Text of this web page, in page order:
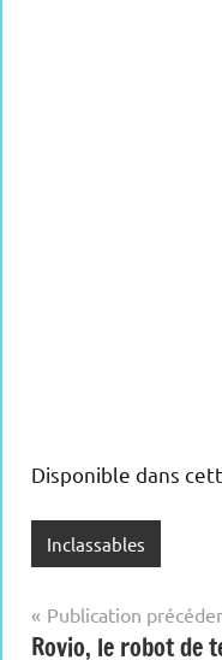
Disponible dans
Inclassables
Navigation
Publication
Rovio, le robot de